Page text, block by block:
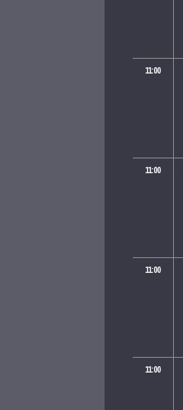
11:00
11:00
11:00
11:00